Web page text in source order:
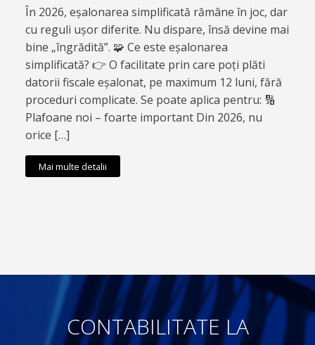
În 2026, eșalonarea simplificată rămâne în joc, dar
cu reguli ușor diferite. Nu dispare, însă devine mai
bine „îngrădită”. 🧩 Ce este eșalonarea
simplificată? 👉 O facilitate prin care poți plăti
datorii fiscale eșalonat, pe maximum 12 luni, fără
proceduri complicate. Se poate aplica pentru: 🔢
Plafoane noi – foarte important Din 2026, nu
orice […]
Mai multe detalii
CONTABILITATE LA